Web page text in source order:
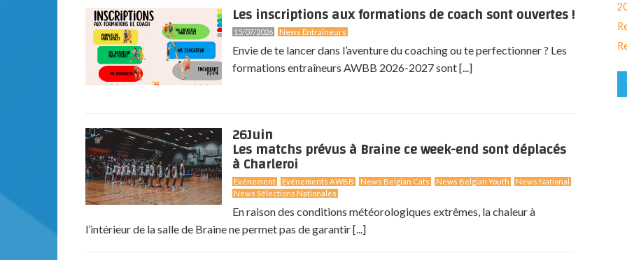
Les inscriptions aux formations de coach sont ouvertes !
15/07/2026 News Entraîneurs
Envie de te lancer dans l’aventure du coaching ou te perfectionner ? Les
formations entraîneurs AWBB 2026-2027 sont [...]
26Juin
Les matchs prévus à Braine ce week-end sont déplacés
à Charleroi
Evénement Evénements AWBB News Belgian Cats News Belgian Youth
News National
News Sélections Nationales
En raison des conditions météorologiques extrêmes, la chaleur à
l’intérieur de la salle de Braine ne permet pas de garantir [...]